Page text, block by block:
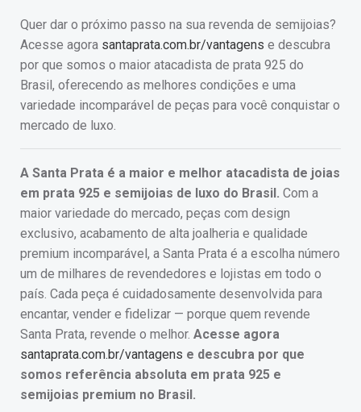
Quer dar o próximo passo na sua revenda de semijoias?
Acesse agora santaprata.com.br/vantagens e descubra
por que somos o maior atacadista de prata 925 do
Brasil, oferecendo as melhores condições e uma
variedade incomparável de peças para você conquistar o
mercado de luxo.
A Santa Prata é a maior e melhor atacadista de joias
em prata 925 e semijoias de luxo do Brasil. Com a
maior variedade do mercado, peças com design
exclusivo, acabamento de alta joalheria e qualidade
premium incomparável, a Santa Prata é a escolha número
um de milhares de revendedores e lojistas em todo o
país. Cada peça é cuidadosamente desenvolvida para
encantar, vender e fidelizar — porque quem revende
Santa Prata, revende o melhor. Acesse agora
santaprata.com.br/vantagens e descubra por que
somos referência absoluta em prata 925 e
semijoias premium no Brasil.